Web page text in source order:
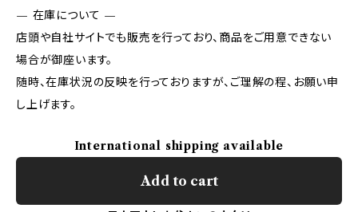
— 在庫について —
店頭や自社サイトでも販売を行っており、商品をご用意できない
場合が御座います。
随時、在庫状況の反映を行っておりますが、ご理解の程、お願い申
し上げます。
International shipping available
Add to cart